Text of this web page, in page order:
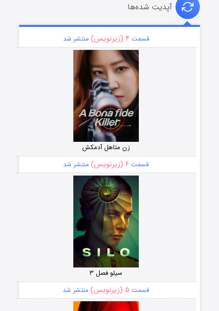
آپدیت شده‌ها
قسمت۴ (زیرنویس) منتشر شد
زن متاهل آدمکش
قسمت ۶ (زیرنویس) منتشر شد
سیلو فصل ۳
قسمت ۵ (زیرنویس) منتشر شد